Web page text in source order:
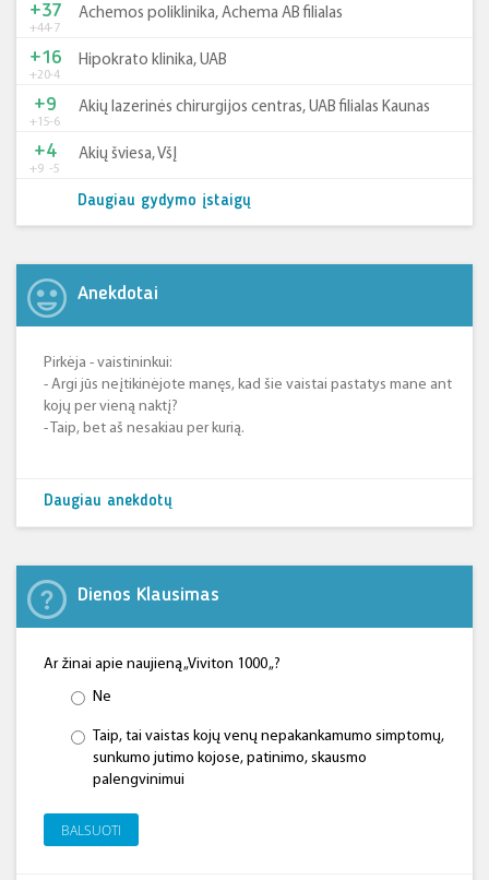
+44-7
+37 Achemos poliklinika, Achema AB filialas
+20-4
+16 Hipokrato klinika, UAB
+15-6
+9 Akių lazerinės chirurgijos centras, UAB filialas Kaunas
+9 -5
+4 Akių šviesa, VšĮ
Daugiau gydymo įstaigų
Anekdotai
Pirkėja - vaistininkui:
- Argi jūs neįtikinėjote manęs, kad šie vaistai pastatys mane ant
kojų per vieną naktį?
- Taip, bet aš nesakiau per kurią.
Daugiau anekdotų
Dienos Klausimas
Ar žinai apie naujieną „Viviton 1000 „?
Ne
Taip, tai vaistas kojų venų nepakankamumo simptomų,
sunkumo jutimo kojose, patinimo, skausmo
palengvinimui
BALSUOTI